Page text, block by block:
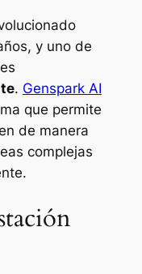
y uno de
. Genspark AI
que permite
de manera
complejas